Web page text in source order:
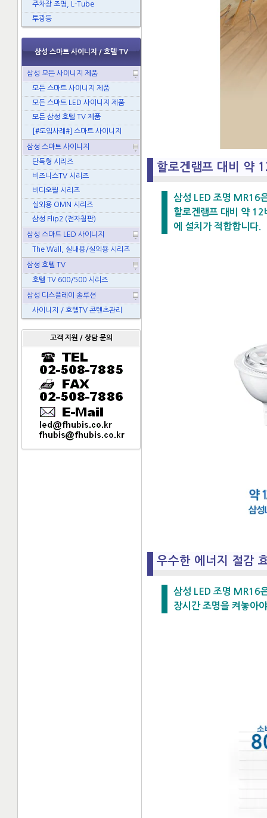
주차장 조명, L-Tube
투광등
삼성 스마트 사이니지 / 호텔 TV
삼성 모든 사이니지 제품
모든 스마트 사이니지 제품
모든 스마트 LED 사이니지 제품
모든 삼성 호텔 TV 제품
[#도입사례#] 스마트 사이니지
삼성 스마트 사이니지
단독형 시리즈
비즈니스TV 시리즈
비디오월 시리즈
실외용 OMN 시리즈
삼성 Flip2 (전자칠판)
삼성 스마트 LED 사이니지
The Wall, 실내용/실외용 시리즈
삼성 호텔 TV
호텔 TV 600/500 시리즈
삼성 디스플레이 솔루션
사이니지 / 호텔TV 콘텐츠관리
고객 지원 / 상담 문의
할로겐램프 대비 약
삼성 LED 조명 MR16
할로겐램프 대비 약 12
에 설치가 적합합니다.
우수한 에너지 절감
삼성 LED 조명 MR16
장시간 조명을 켜놓아